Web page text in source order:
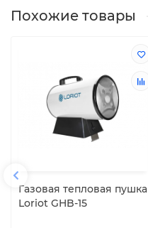
Похожие товары
Газовая тепловая пушка
Loriot GHB-15